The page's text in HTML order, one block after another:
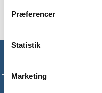
Præferencer
Statistik
Marketing
Tilmeld dig vores